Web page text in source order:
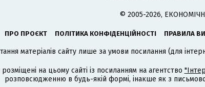
© 2005-2026,
ПРО ПРОЄКТ ПОЛІТИКА КОНФІДЕНЦІЙНОСТІ ПРАВИЛА
матеріалів сайту лише за умови посилання (для
розміщені на цьому сайті із посиланням на агентство
розповсюдженню в будь-якій формі, інакше як з